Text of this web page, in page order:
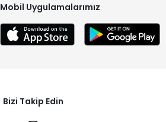
Mobil Uygulamalarımız
Bizi Takip Edin